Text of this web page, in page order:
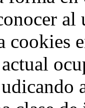
cookies